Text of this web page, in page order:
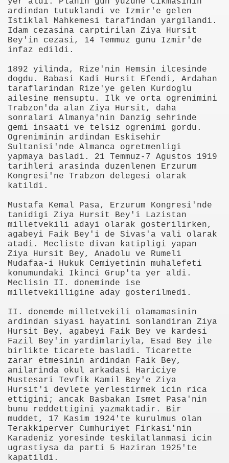
ardindan tutuklandi ve Izmir'e gelen
Istiklal Mahkemesi tarafindan yargilandi.
Idam cezasina carptirilan Ziya Hursit
Bey'in cezasi, 14 Temmuz gunu Izmir'de
infaz edildi.
1892 yilinda, Rize'nin Hemsin ilcesinde
dogdu. Babasi Kadi Hursit Efendi, Ardahan
taraflarindan Rize'ye gelen Kurdoglu
ailesine mensuptu. Ilk ve orta ogrenimini
Trabzon'da alan Ziya Hursit, daha
sonralari Almanya'nin Danzig sehrinde
gemi insaati ve telsiz ogrenimi gordu.
Ogreniminin ardindan Eskisehir
Sultanisi'nde Almanca ogretmenligi
yapmaya basladi. 21 Temmuz-7 Agustos 1919
tarihleri arasinda duzenlenen Erzurum
Kongresi'ne Trabzon delegesi olarak
katildi.
Mustafa Kemal Pasa, Erzurum Kongresi'nde
tanidigi Ziya Hursit Bey'i Lazistan
milletvekili adayi olarak gosterilirken,
agabeyi Faik Bey'i de Sivas'a vali olarak
atadi. Mecliste divan katipligi yapan
Ziya Hursit Bey, Anadolu ve Rumeli
Mudafaa-i Hukuk Cemiyetinin muhalefeti
konumundaki Ikinci Grup'ta yer aldi.
Meclisin II. doneminde ise
milletvekilligine aday gosterilmedi.
II. donemde milletvekili olamamasinin
ardindan siyasi hayatini sonlandiran Ziya
Hursit Bey, agabeyi Faik Bey ve kardesi
Fazil Bey'in yardimlariyla, Esad Bey ile
birlikte ticarete basladi. Ticarette
zarar etmesinin ardindan Faik Bey,
anilarinda okul arkadasi Hariciye
Mustesari Tevfik Kamil Bey'e Ziya
Hursit'i devlete yerlestirmek icin rica
ettigini; ancak Basbakan Ismet Pasa'nin
bunu reddettigini yazmaktadir. Bir
muddet, 17 Kasim 1924'te kurulmus olan
Terakkiperver Cumhuriyet Firkasi'nin
Karadeniz yoresinde teskilatlanmasi icin
ugrastiysa da parti 5 Haziran 1925'te
kapatildi.
77-73 Yenildi
açmak için 80 milyon dolar yatırdı
esnek piller geliştirildi
Eric Gerets, beyin kanaması geçirdiğini açıkladı.
Avrupa'nın Dilinde
Öztürk Yakaladı
Kaldı
Öldü